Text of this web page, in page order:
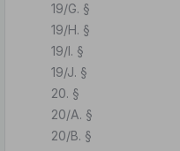
19/G. §
19/H. §
19/I. §
19/J. §
20. §
20/A. §
20/B. §